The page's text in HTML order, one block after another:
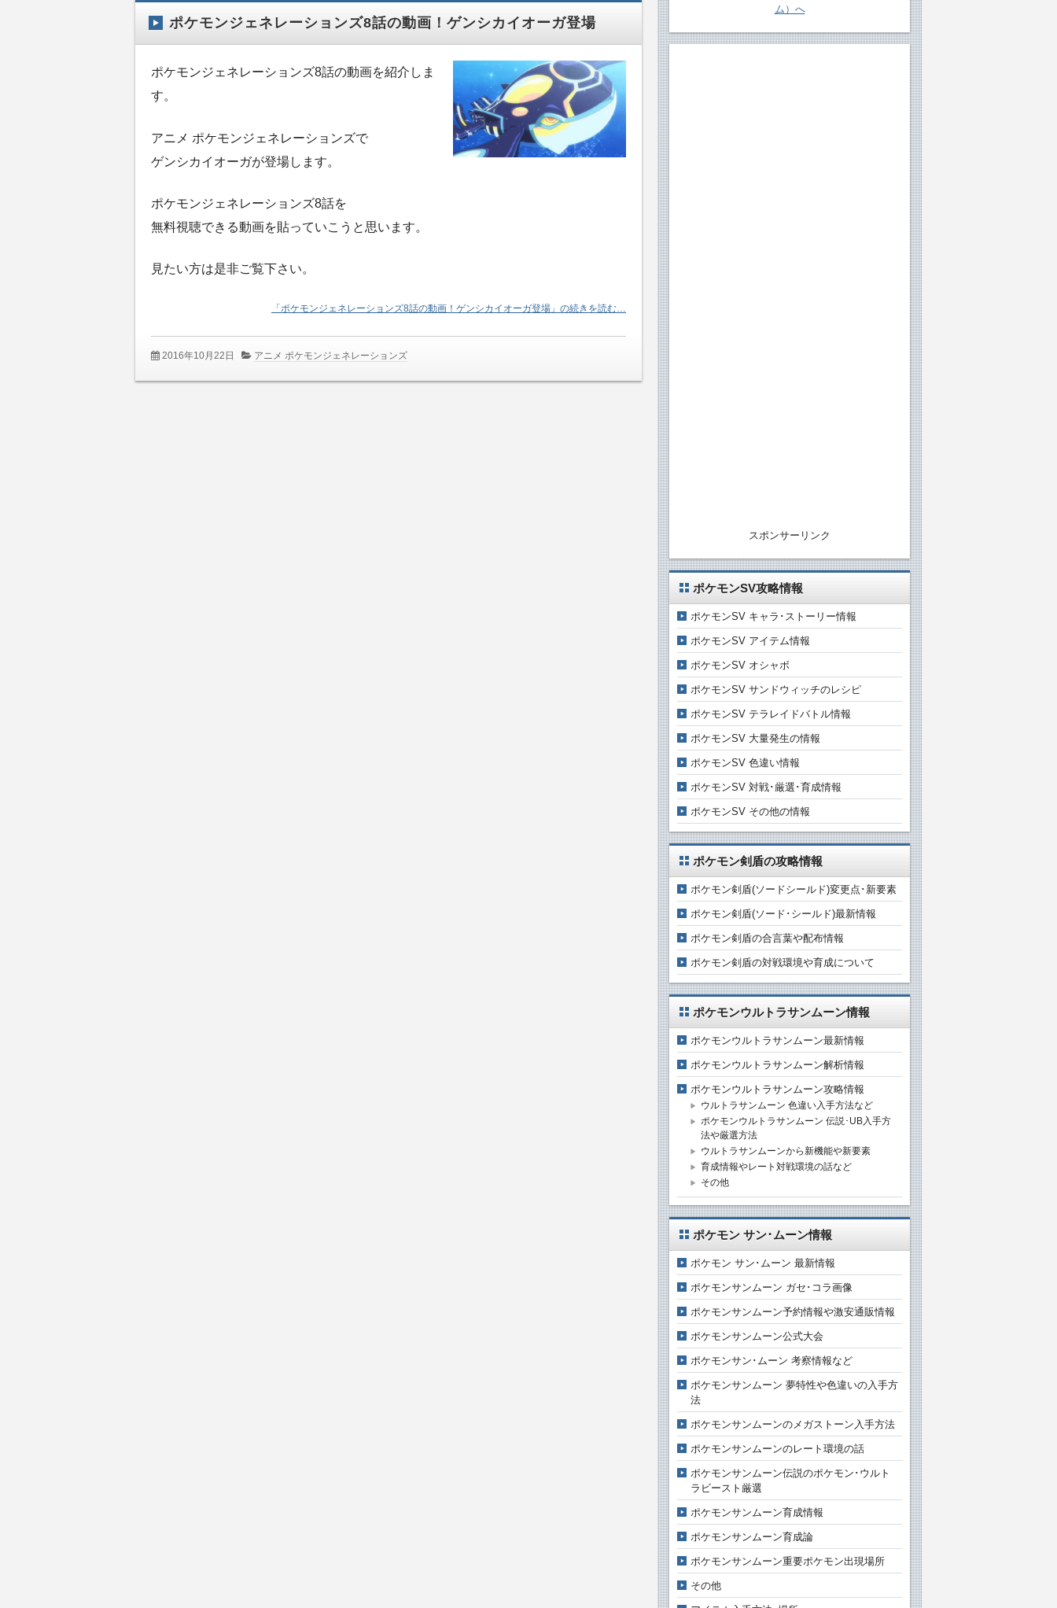
ポケモンジェネレーションズ8話の動画！ゲンシカイオーガ登場
ポケモンジェネレーションズ8話の動画を紹介しま
す。
アニメ ポケモンジェネレーションズで
ゲンシカイオーガが登場します。
ポケモンジェネレーションズ8話を
無料視聴できる動画を貼っていこうと思います。
見たい方は是非ご覧下さい。
「ポケモンジェネレーションズ8話の動画！ゲンシカイオーガ登場」の続きを読む…
2016年10月22日 アニメ ポケモンジェネレーションズ
スポンサーリンク
ポケモンSV攻略情報
ポケモンSV キャラ･ストーリー情報
ポケモンSV アイテム情報
ポケモンSV オシャボ
ポケモンSV サンドウィッチのレシピ
ポケモンSV テラレイドバトル情報
ポケモンSV 大量発生の情報
ポケモンSV 色違い情報
ポケモンSV 対戦･厳選･育成情報
ポケモンSV その他の情報
ポケモン剣盾の攻略情報
ポケモン剣盾(ソードシールド)変更点･新要素
ポケモン剣盾(ソード･シールド)最新情報
ポケモン剣盾の合言葉や配布情報
ポケモン剣盾の対戦環境や育成について
ポケモンウルトラサンムーン情報
ポケモンウルトラサンムーン最新情報
ポケモンウルトラサンムーン解析情報
ポケモンウルトラサンムーン攻略情報
ウルトラサンムーン 色違い入手方法など
ポケモンウルトラサンムーン 伝説･UB入手方
法や厳選方法
ウルトラサンムーンから新機能や新要素
育成情報やレート対戦環境の話など
その他
ポケモン サン･ムーン情報
ポケモン サン･ムーン 最新情報
ポケモンサンムーン ガセ･コラ画像
ポケモンサンムーン予約情報や激安通販情報
ポケモンサンムーン公式大会
ポケモンサン･ムーン 考察情報など
ポケモンサンムーン 夢特性や色違いの入手方
法
ポケモンサンムーンのメガストーン入手方法
ポケモンサンムーンのレート環境の話
ポケモンサンムーン伝説のポケモン･ウルト
ラビースト厳選
ポケモンサンムーン育成情報
ポケモンサンムーン育成論
ポケモンサンムーン重要ポケモン出現場所
その他